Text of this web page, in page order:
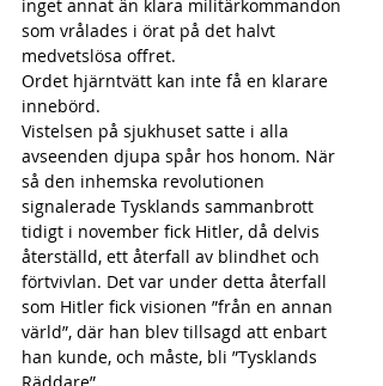
inget annat än klara militärkommandon
som vrålades i örat på det halvt
medvetslösa offret.
Ordet hjärntvätt kan inte få en klarare
innebörd.
Vistelsen på sjukhuset satte i alla
avseenden djupa spår hos honom. När
så den inhemska revolutionen
signalerade Tysklands sammanbrott
tidigt i november fick Hitler, då delvis
återställd, ett återfall av blindhet och
förtvivlan. Det var under detta återfall
som Hitler fick visionen ”från en annan
värld”, där han blev tillsagd att enbart
han kunde, och måste, bli ”Tysklands